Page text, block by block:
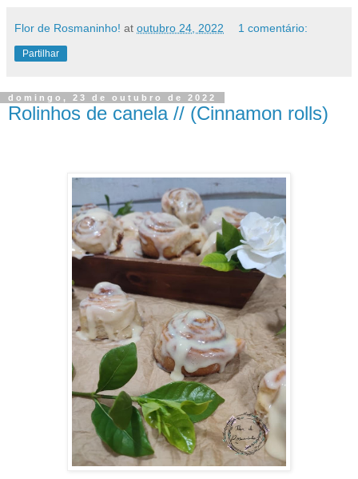
Flor de Rosmaninho! at outubro 24, 2022 1 comentário:
Partilhar
domingo, 23 de outubro de 2022
Rolinhos de canela // (Cinnamon rolls)